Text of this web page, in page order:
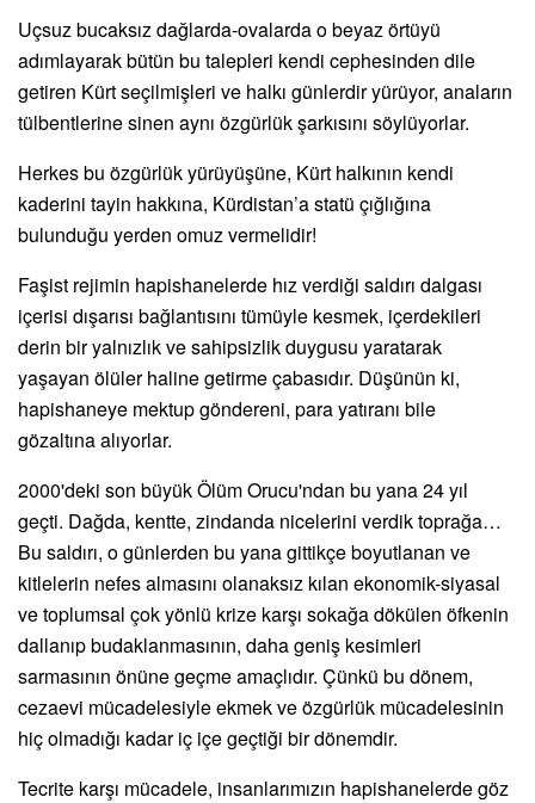
Uçsuz bucaksız dağlarda-ovalarda o beyaz örtüyü
adımlayarak bütün bu talepleri kendi cephesinden dile
getiren Kürt seçilmişleri ve halkı günlerdir yürüyor, anaların
tülbentlerine sinen aynı özgürlük şarkısını söylüyorlar.
Herkes bu özgürlük yürüyüşüne, Kürt halkının kendi
kaderini tayin hakkına, Kürdistan’a statü çığlığına
bulunduğu yerden omuz vermelidir!
Faşist rejimin hapishanelerde hız verdiği saldırı dalgası
içerisi dışarısı bağlantısını tümüyle kesmek, içerdekileri
derin bir yalnızlık ve sahipsizlik duygusu yaratarak
yaşayan ölüler haline getirme çabasıdır. Düşünün ki,
hapishaneye mektup göndereni, para yatıranı bile
gözaltına alıyorlar.
2000'deki son büyük Ölüm Orucu'ndan bu yana 24 yıl
geçti. Dağda, kentte, zindanda nicelerini verdik toprağa…
Bu saldırı, o günlerden bu yana gittikçe boyutlanan ve
kitlelerin nefes almasını olanaksız kılan ekonomik-siyasal
ve toplumsal çok yönlü krize karşı sokağa dökülen öfkenin
dallanıp budaklanmasının, daha geniş kesimleri
sarmasının önüne geçme amaçlıdır. Çünkü bu dönem,
cezaevi mücadelesiyle ekmek ve özgürlük mücadelesinin
hiç olmadığı kadar iç içe geçtiği bir dönemdir.
Tecrite karşı mücadele, insanlarımızın hapishanelerde göz